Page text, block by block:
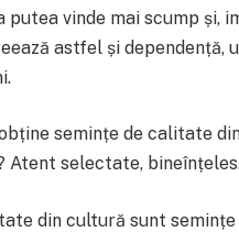
putea vinde mai scump și,
astfel și dependență,
semințe de calitate
Atent selectate,
din cultură sunt